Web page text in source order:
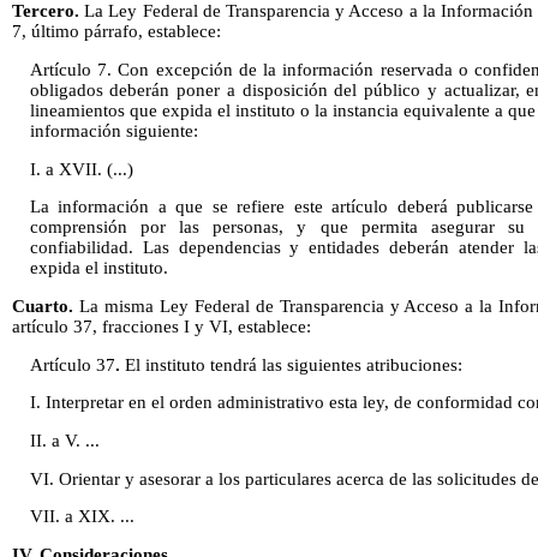
Tercero. La Ley Federal de Transparencia y Acceso a la
7, último párrafo, establece:
Artículo 7. Con excepción de la información reservada o
obligados deberán poner a disposición del público y actualizar,
lineamientos que expida el instituto o la instancia equivalente a
información siguiente:
I. a XVII. (...)
La información a que se refiere este artículo deberá
comprensión por las personas, y que permita asegurar su
confiabilidad. Las dependencias y entidades deberán atender
expida el instituto.
Cuarto. La misma Ley Federal de Transparencia y Acceso a la
artículo 37, fracciones I y VI, establece:
Artículo 37. El instituto tendrá las siguientes atribuciones:
I. Interpretar en el orden administrativo esta ley, de conformidad
II. a V. ...
VI. Orientar y asesorar a los particulares acerca de las solicitudes
VII. a XIX. ...